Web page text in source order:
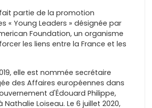
fait partie de la promotion
« Young Leaders » désignée par
Foundation, un organisme
les liens entre la France et les
elle est nommée secrétaire
des Affaires européennes dans
d'Édouard Philippe,
Loiseau. Le 6 juillet 2020,